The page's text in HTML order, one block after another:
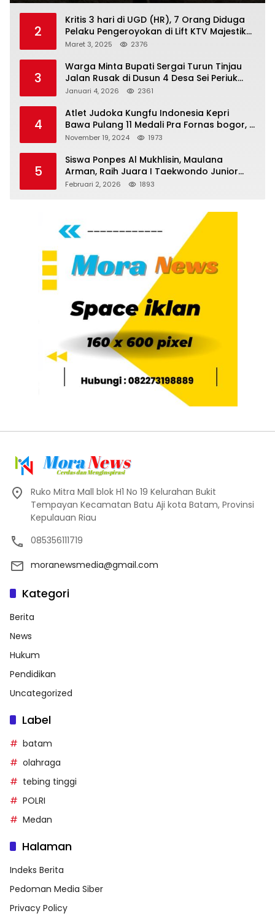
2
Kritis 3 hari di UGD (HR), 7 Orang Diduga
Pelaku Pengeroyokan di Lift KTV Majestik
Melenggang Bebas, Kantor Hukum JAP
Tanjungpinang
Maret 3, 2025 2376
3
Warga Minta Bupati Sergai Turun Tinjau
Jalan Rusak di Dusun 4 Desa Sei Periuk
Serdang Bedagai
Januari 4, 2026 2361
4
Atlet Judoka Kungfu Indonesia Kepri
Bawa Pulang 11 Medali Pra Fornas bogor, 3
Emas dan 8 Perunggu.
November 19, 2024 1973
5
Siswa Ponpes Al Mukhlisin, Maulana
Arman, Raih Juara I Taekwondo Junior
Putra di Riau National Championship 2026
Februari 2, 2026 1893
Ruko Mitra Mall blok H1 No 19 Kelurahan Bukit
Tempayan Kecamatan Batu Aji kota Batam, Provinsi
Kepulauan Riau
085356111719
moranewsmedia@gmail.com
Kategori
Berita
News
Hukum
Pendidikan
Uncategorized
Label
batam
olahraga
tebing tinggi
POLRI
Medan
Halaman
Indeks Berita
Pedoman Media Siber
Privacy Policy